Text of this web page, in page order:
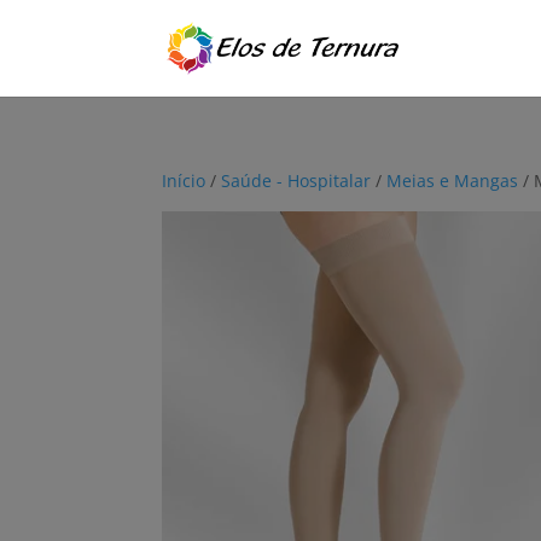
Início / Saúde - Hospitalar / Meias e Mangas /